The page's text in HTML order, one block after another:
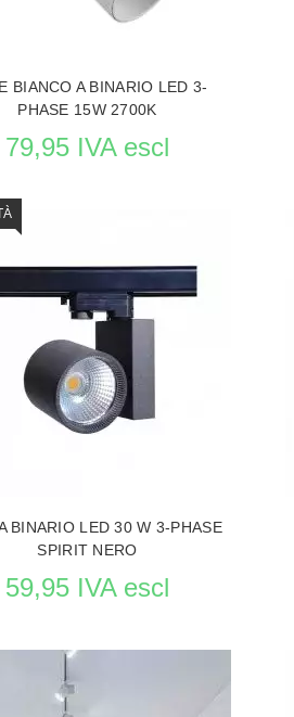
BIANCO A BINARIO LED 3-
PHASE 15W 2700K
79,95 IVA escl
LE PRODUCTO ILLUMINAZIONE
BINARIO LED 30 W 3-PHASE
SPIRIT NERO
59,95 IVA escl